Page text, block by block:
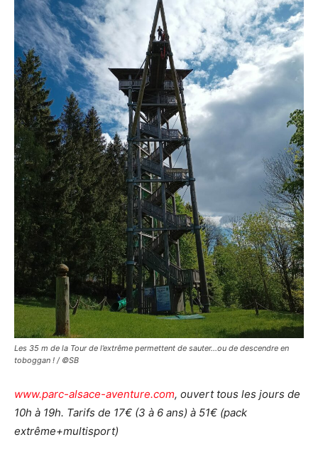
Les 35 m de la Tour de l’extrême permettent de sauter…ou de descendre en
toboggan ! / ©SB
www.parc-alsace-aventure.com, ouvert tous les jours de
10h à 19h. Tarifs de 17€ (3 à 6 ans) à 51€ (pack
extrême+multisport)